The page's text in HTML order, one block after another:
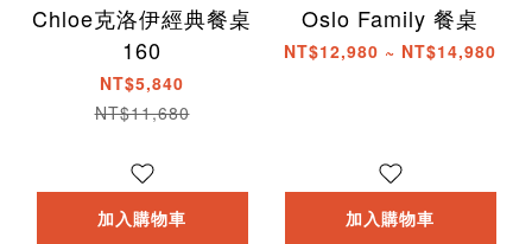
Chloe克洛伊經典餐桌
160
NT$5,840
NT$11,680
加入購物車
Oslo Family 餐桌
NT$12,980 ~ NT$14,980
加入購物車